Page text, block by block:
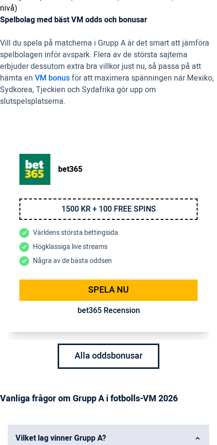
nivå)
Spelbolag med bäst VM odds och bonusar
Vill du spela på matcherna i Grupp A är det smart att jämföra
spelbolagen inför avspark. Flera av de största sajterna
erbjuder dessutom extra bra villkor just nu, så passa på att
hämta en VM bonusför att maximera spänningen när Mexiko,
Sydkorea, Tjeckien och Sydafrika gör upp om
slutspelsplatserna.
bet365
1500 KR + 100 FREE SPINS
Världens största bettingsida
Högklassiga live streams
Några av de bästa oddsen
SPELA NU
bet365 Recension
Alla oddsbonusar
Vanliga frågor om Grupp A i fotbolls-VM 2026
Vilket lag vinner Grupp A?